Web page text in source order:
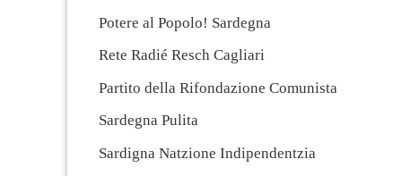
Potere al Popolo! Sardegna
Rete Radié Resch Cagliari
Partito della Rifondazione Comunista
Sardegna Pulita
Sardigna Natzione Indipendentzia